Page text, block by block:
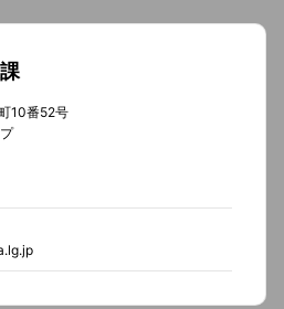
10番52号